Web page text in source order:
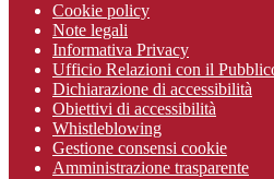
Cookie policy
Note legali
Informativa Privacy
Ufficio Relazioni con il
Dichiarazione di accessibilità
Obiettivi di accessibilità
Whistleblowing
Gestione consensi cookie
Amministrazione trasparente